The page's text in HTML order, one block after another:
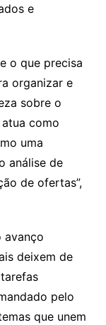
e
o que precisa
organizar e
sobre o
como
uma
análise de
de ofertas”,
avanço
deixem de
pelo
que unem